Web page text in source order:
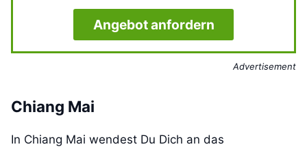
Angebot anfordern
Advertisement
Chiang Mai
In Chiang Mai wendest Du Dich an das